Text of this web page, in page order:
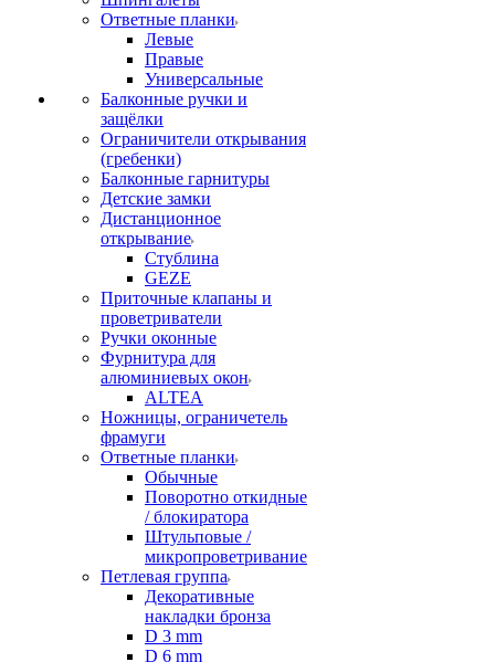
Ответные планки
Левые
Правые
Универсальные
Балконные ручки и
защёлки
Ограничители открывания
(гребенки)
Балконные гарнитуры
Детские замки
Дистанционное
открывание
Стублина
GEZE
Приточные клапаны и
проветриватели
Ручки оконные
Фурнитура для
алюминиевых окон
ALTEA
Ножницы, ограничетель
фрамуги
Ответные планки
Обычные
Поворотно откидные
/ блокиратора
Штульповые /
микропроветривание
Петлевая группа
Декоративные
накладки бронза
D 3 mm
D 6 mm